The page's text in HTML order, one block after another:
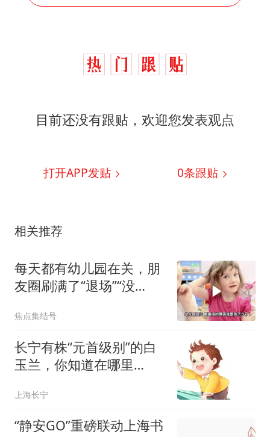
目前还没有跟贴，欢迎您发表观点
打开APP发贴 0条跟贴
相关推荐
每天都有幼儿园在关，朋
友圈刷满了“退场”“没
焦点集结号
长宁有株“元首级别”的白
玉兰，你知道在哪里
上海长宁
“静安GO”重磅联动上海书